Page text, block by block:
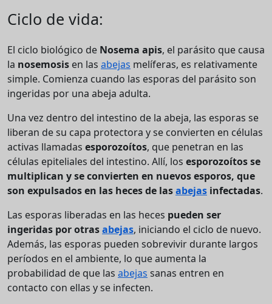
Ciclo de vida:
El ciclo biológico de Nosema apis, el parásito que causa
la nosemosis en las abejas melíferas, es relativamente
simple. Comienza cuando las esporas del parásito son
ingeridas por una abeja adulta.
Una vez dentro del intestino de la abeja, las esporas se
liberan de su capa protectora y se convierten en células
activas llamadas esporozoítos, que penetran en las
células epiteliales del intestino. Allí, los esporozoítosse
multiplican y se convierten en nuevos esporos, que
son expulsados en las heces de lasabejas infectadas.
Las esporas liberadas en las heces pueden ser
ingeridas por otrasabejas, iniciando el ciclo de nuevo.
Además, las esporas pueden sobrevivir durante largos
períodos en el ambiente, lo que aumenta la
probabilidad de que las abejas sanas entren en
contacto con ellas y se infecten.